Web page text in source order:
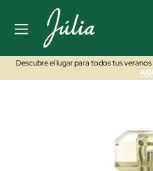
Descubre el lugar para todos tus